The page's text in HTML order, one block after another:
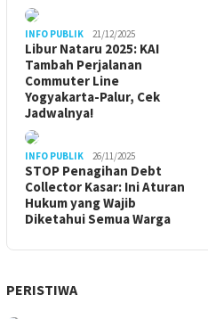
INFO PUBLIK 21/12/2025
Libur Nataru 2025: KAI
Tambah Perjalanan
Commuter Line
Yogyakarta-Palur, Cek
Jadwalnya!
INFO PUBLIK 26/11/2025
STOP Penagihan Debt
Collector Kasar: Ini Aturan
Hukum yang Wajib
Diketahui Semua Warga
PERISTIWA